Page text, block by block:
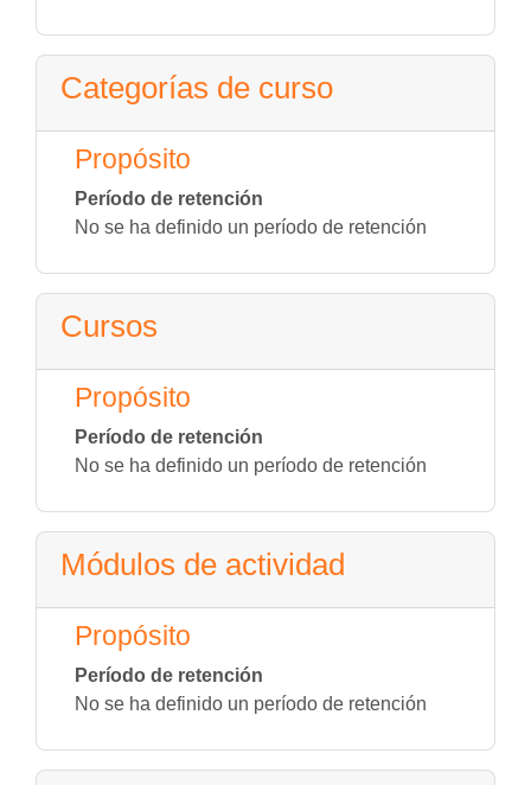
Categorías de curso
Propósito
Período de retención
No se ha definido un período de retención
Cursos
Propósito
Período de retención
No se ha definido un período de retención
Módulos de actividad
Propósito
Período de retención
No se ha definido un período de retención